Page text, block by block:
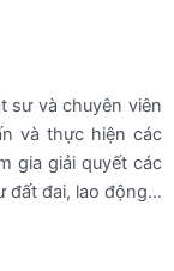
sư và chuyên viên
và thực hiện các
gia giải quyết các
đất đai, lao động…